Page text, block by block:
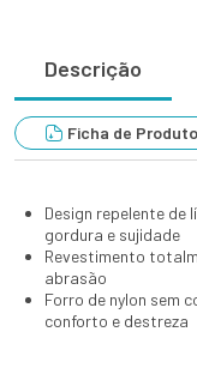
Descrição
Ficha de Produto
Design repelente
gordura e sujidade
Revestimento
abrasão
Forro de nylon sem
conforto e destreza